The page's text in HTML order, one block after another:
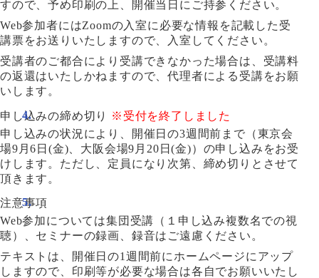
すので、予め印刷の上、開催当日にご持参ください。
Web参加者にはZoomの入室に必要な情報を記載した受
講票をお送りいたしますので、入室してください。
受講者のご都合により受講できなかった場合は、受講料
の返還はいたしかねますので、代理者による受講をお願
いします。
申し込みの締め切り
※受付を終了しました
申し込みの状況により、開催日の3週間前まで（東京会
場9月6日(金)、大阪会場9月20日(金)）の申し込みをお受
けします。ただし、定員になり次第、締め切りとさせて
頂きます。
注意事項
Web参加については集団受講（１申し込み複数名での視
聴）、セミナーの録画、録音はご遠慮ください。
テキストは、開催日の1週間前にホームページにアップ
しますので、印刷等が必要な場合は各自でお願いいたし